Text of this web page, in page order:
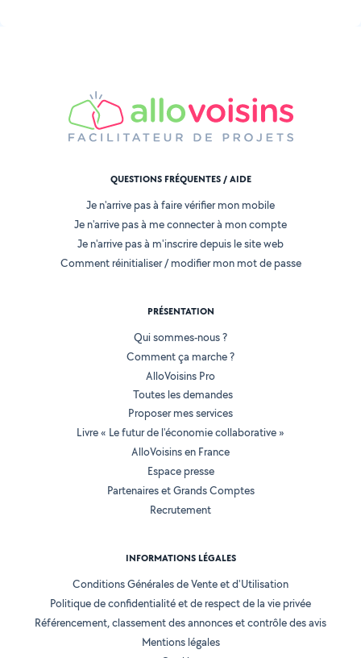
QUESTIONS FRÉQUENTES / AIDE
Je n'arrive pas à faire vérifier mon mobile
Je n'arrive pas à me connecter à mon compte
Je n'arrive pas à m'inscrire depuis le site web
Comment réinitialiser / modifier mon mot de passe
PRÉSENTATION
Qui sommes-nous ?
Comment ça marche ?
AlloVoisins Pro
Toutes les demandes
Proposer mes services
Livre « Le futur de l'économie collaborative »
AlloVoisins en France
Espace presse
Partenaires et Grands Comptes
Recrutement
INFORMATIONS LÉGALES
Conditions Générales de Vente et d'Utilisation
Politique de confidentialité et de respect de la vie privée
Référencement, classement des annonces et contrôle des avis
Mentions légales